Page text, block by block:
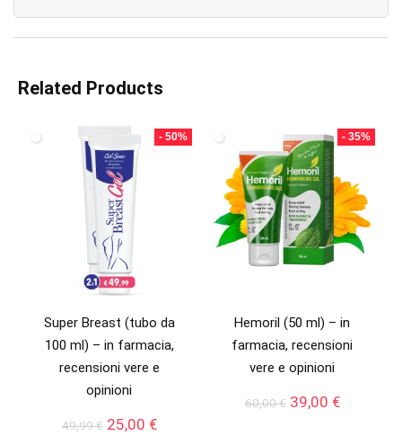
Related Products
- 50%
Super Breast (tubo da
100 ml) – in farmacia,
recensioni vere e
opinioni
49,99€ Il
25,00 €Il
- 35%
Hemoril (50 ml) – in
farmacia, recensioni
vere e opinioni
60,00€ Il
39,00 €Il